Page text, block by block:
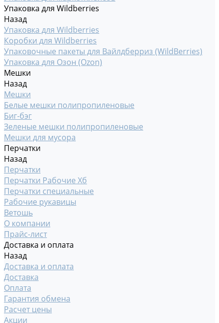
Упаковка для Wildberries
Назад
Упаковка для Wildberries
Коробки для Wildberries
Упаковочные пакеты для Вайлдберриз (WildBerries)
Упаковка для Озон (Ozon)
Мешки
Назад
Мешки
Белые мешки полипропиленовые
Биг-бэг
Зеленые мешки полипропиленовые
Мешки для мусора
Перчатки
Назад
Перчатки
Перчатки Рабочие Хб
Перчатки специальные
Рабочие рукавицы
Ветошь
О компании
Прайс-лист
Доставка и оплата
Назад
Доставка и оплата
Доставка
Оплата
Гарантия обмена
Расчет цены
Акции